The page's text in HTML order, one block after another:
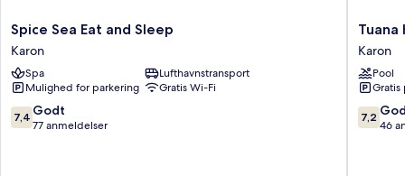
Spice
Sea
Eat
and
Sleep
Karon
Spice Sea Eat and Sleep
Karon
Spa
Lufthavnstransport
Mulighed for parkering
Gratis Wi-Fi
7.4
ud
7,4 Godt
77 anmeldelser
Tuana
Hotels
Casa
Del
Sol
Karon
Tuana
Karon
Pool
Gratis
7.2
ud
7,2
46